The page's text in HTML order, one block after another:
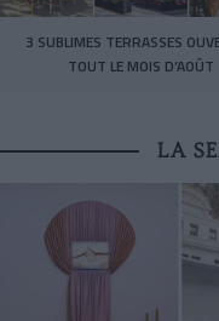
3 SUBLIMES TERRASSES
TOUT LE MOIS D’AOÛT
LA